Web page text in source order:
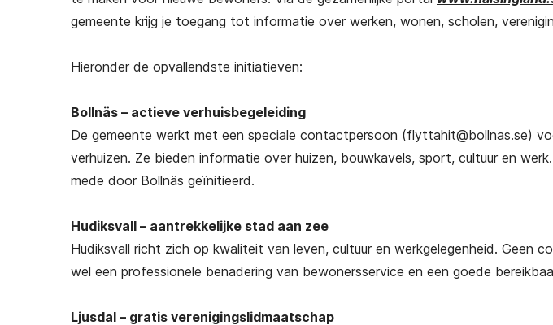
gemeente krijg je toegang tot informatie over werken, wonen, scholen,
Hieronder de opvallendste initiatieven:
Bollnäs – actieve verhuisbegeleiding
De gemeente werkt met een speciale contactpersoon (flyttahit@bollnas.se)
verhuizen. Ze bieden informatie over huizen, bouwkavels, sport, cultuur en
mede door Bollnäs geïnitieerd.
Hudiksvall – aantrekkelijke stad aan zee
Hudiksvall richt zich op kwaliteit van leven, cultuur en werkgelegenheid. Geen
wel een professionele benadering van bewonersservice en een goede
Ljusdal – gratis verenigingslidmaatschap